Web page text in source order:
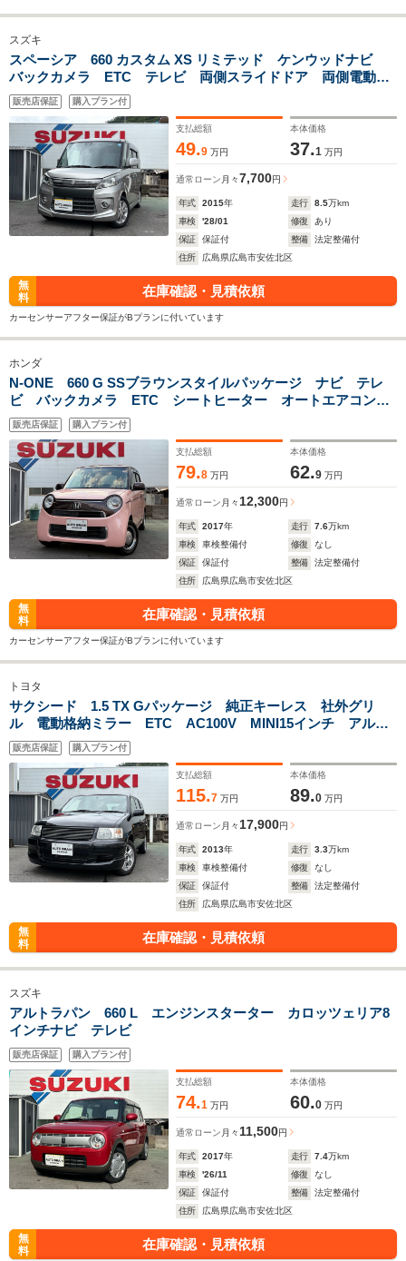
スズキ
スペーシア 660 カスタム XS リミテッド ケンウッドナビ
バックカメラ ETC テレビ 両側スライドドア 両側電動ス
ライドドア 運転席シートヒーター
販売店保証 購入プラン付
支払総額
49.9 万円
本体価格
37.1 万円
通常ローン 月々7,700円
年式 2015年 走行 8.5万km
車検
'28/01 修復
あり
保証
保証付 整備
法定整備付
住所
広島県広島市安佐北区
無
料
在庫確認・見積依頼
カーセンサーアフター保証がBプランに付いています
ホンダ
N-ONE 660 G SSブラウンスタイルパッケージ ナビ テレ
ビ バックカメラ ETC シートヒーター オートエアコン
プラズマクラスター 純正オプション スタイルカラーディッ
シュホイール ツートンカラー
販売店保証 購入プラン付
支払総額
79.8 万円
本体価格
62.9 万円
通常ローン 月々 12,300円
年式 2017年 走行 7.6万km
車検
車検整備付 修復
なし
保証
保証付 整備
法定整備付
住所
広島県広島市安佐北区
無
料
在庫確認・見積依頼
カーセンサーアフター保証がBプランに付いています
トヨタ
サクシード 1.5 TX Gパッケージ 純正キーレス 社外グリ
ル 電動格納ミラー ETC AC100V MINI15インチ アルミ
ホイール 最終モデル
販売店保証 購入プラン付
支払総額
115.7 万円
本体価格
89.0 万円
通常ローン 月々 17,900円
年式 2013年 走行 3.3万km
車検
車検整備付 修復
なし
保証
保証付 整備
法定整備付
住所
広島県広島市安佐北区
無
料
在庫確認・見積依頼
スズキ
アルトラパン 660 L エンジンスターター カロッツェリア8
インチナビ テレビ
販売店保証 購入プラン付
支払総額
74.1 万円
本体価格
60.0 万円
通常ローン 月々 11,500円
年式 2017年 走行 7.4万km
車検
'26/11 修復
なし
保証
保証付 整備
法定整備付
住所
広島県広島市安佐北区
無
料
在庫確認・見積依頼